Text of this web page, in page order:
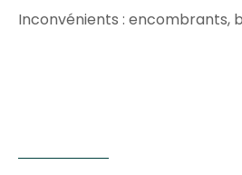
Inconvénients : encombrants,